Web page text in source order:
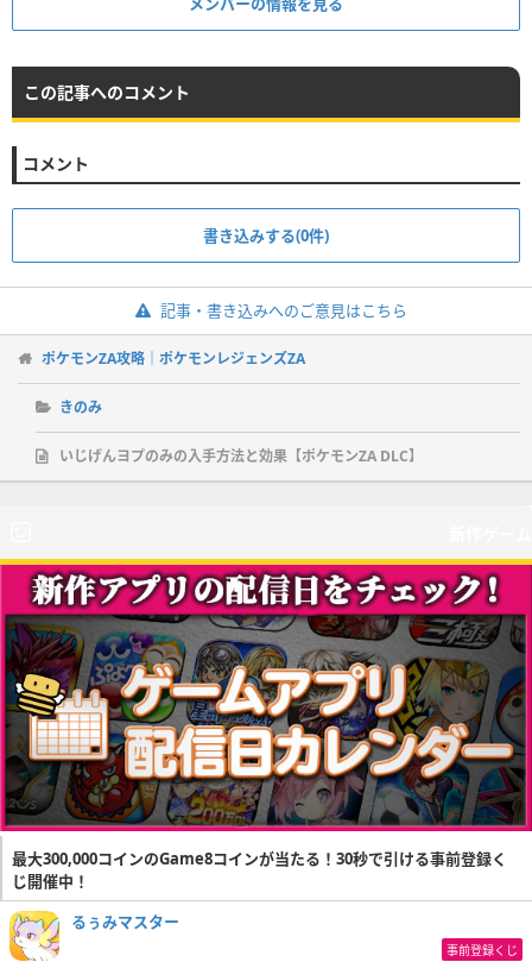
この記事へのコメント
コメント
書き込みする(0件)
記事・書き込みへのご意見はこちら
ポケモンZA攻略｜ポケモンレジェンズZA
きのみ
いじげんヨプのみの入手方法と効果【ポケモンZA DLC】
最大300,000コインのGame8コインが当たる！30秒で引ける事前登録く
じ開催中！
るぅみマスター
事前登録くじ